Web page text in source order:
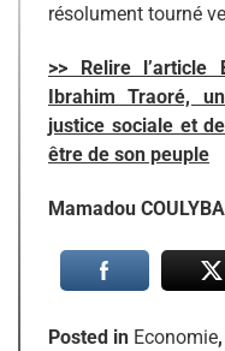
résolument tourné
>> Relire
Ibrahim Traoré,
justice sociale et
être de son peuple
Mamadou
Posted in Economie,